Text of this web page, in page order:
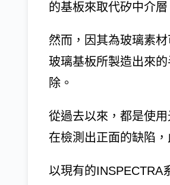
的基板來取代矽中介
然而，因其為玻璃素
玻璃基板所製造出來
除。
從過去以來，都是使
在檢測出正面的缺陷
以現有的INSPECTRA